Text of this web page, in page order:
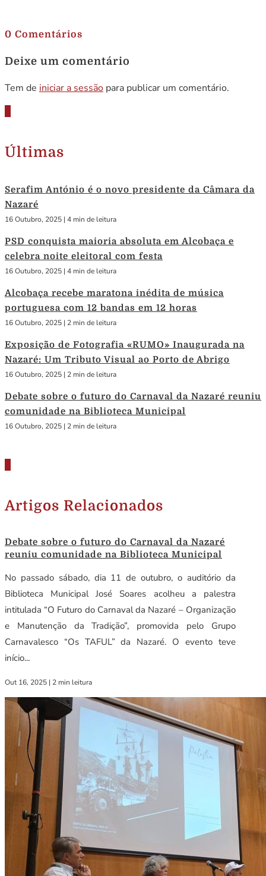
0 Comentários
Deixe um comentário
Tem de iniciar a sessão para publicar um comentário.
Últimas
Serafim António é o novo presidente da Câmara da
Nazaré
16 Outubro, 2025 | 4 min de leitura
PSD conquista maioria absoluta em Alcobaça e
celebra noite eleitoral com festa
16 Outubro, 2025 | 4 min de leitura
Alcobaça recebe maratona inédita de música
portuguesa com 12 bandas em 12 horas
16 Outubro, 2025 | 2 min de leitura
Exposição de Fotografia «RUMO» Inaugurada na
Nazaré: Um Tributo Visual ao Porto de Abrigo
16 Outubro, 2025 | 2 min de leitura
Debate sobre o futuro do Carnaval da Nazaré reuniu
comunidade na Biblioteca Municipal
16 Outubro, 2025 | 2 min de leitura
Artigos Relacionados
Debate sobre o futuro do Carnaval da Nazaré
reuniu comunidade na Biblioteca Municipal
No passado sábado, dia 11 de outubro, o auditório da
Biblioteca Municipal José Soares acolheu a palestra
intitulada “O Futuro do Carnaval da Nazaré – Organização
e Manutenção da Tradição”, promovida pelo Grupo
Carnavalesco “Os TAFUL” da Nazaré. O evento teve
início...
Out 16, 2025 | 2 min leitura